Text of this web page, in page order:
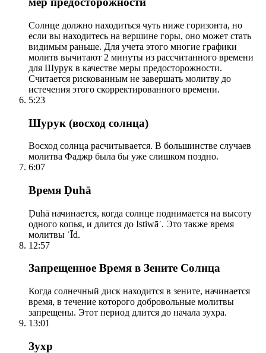
Солнце должно находиться чуть ниже горизонта, но
если вы находитесь на вершине горы, оно может стать
видимым раньше. Для учета этого многие графики
молитв вычитают 2 минуты из рассчитанного времени
для Шурук в качестве меры предосторожности.
Считается рискованным не завершать молитву до
истечения этого скорректированного времени.
5:23
Шурук (восход солнца)
Восход солнца расчитывается. В большинстве случаев
молитва Фаджр была бы уже слишком поздно.
6:07
Время Ḍuhā
Ḍuhā начинается, когда солнце поднимается на высоту
одного копья, и длится до Istiwāʾ. Это также время
молитвы ʿĪd.
12:57
Запрещенное Время в Зените Солнца
Когда солнечный диск находится в зените, начинается
время, в течение которого добровольные молитвы
запрещены. Этот период длится до начала зухра.
13:01
Зухр